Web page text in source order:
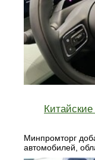
Минпромторг
автомобилей,